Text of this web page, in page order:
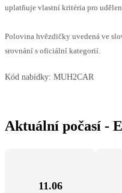
uplatňuje vlastní kritéria pro
Polovina hvězdičky uvedená ve
srovnání s oficiální kategorií.
Kód nabídky: MUH2CAR
Aktuální počasí -
11.06